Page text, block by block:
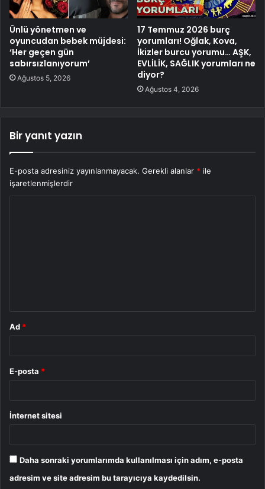
Ünlü yönetmen ve
oyuncudan bebek müjdesi:
‘Her geçen gün
sabırsızlanıyorum’
Ağustos 5, 2026
17 Temmuz 2026 burç
yorumları! Oğlak, Kova,
İkizler burcu yorumu… AŞK,
EVLİLİK, SAĞLIK yorumları ne
diyor?
Ağustos 4, 2026
Bir yanıt yazın
E-posta adresiniz yayınlanmayacak. Gerekli alanlar * ile
işaretlenmişlerdir
Ad *
E-posta *
İnternet sitesi
Daha sonraki yorumlarımda kullanılması için adım, e-posta
adresim ve site adresim bu tarayıcıya kaydedilsin.